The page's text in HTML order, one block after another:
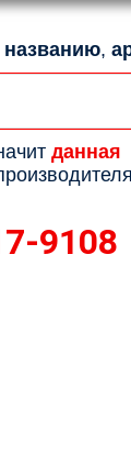
названию,
данная
9108